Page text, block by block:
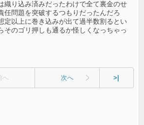
織り込み済みだったわけで全て裏金のせ
任問題を突破するつもりだったんだろ
定以上に巻き込みが出て過半数割るとい
そのゴリ押しも通るか怪しくなっちゃっ
へ 次へ >|